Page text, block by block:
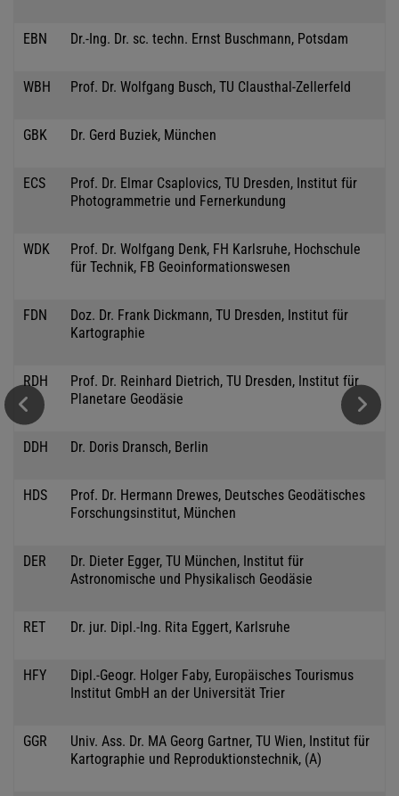
EBN Dr.-Ing. Dr. sc. techn. Ernst Buschmann, Potsdam
WBH Prof. Dr. Wolfgang Busch, TU Clausthal-Zellerfeld
GBK Dr. Gerd Buziek, München
ECS
Prof. Dr. Elmar Csaplovics, TU Dresden, Institut für
Photogrammetrie und Fernerkundung
WDK
Prof. Dr. Wolfgang Denk, FH Karlsruhe, Hochschule
für Technik, FB Geoinformationswesen
FDN
Doz. Dr. Frank Dickmann, TU Dresden, Institut für
Kartographie
RDH
Prof. Dr. Reinhard Dietrich, TU Dresden, Institut für
Planetare Geodäsie
DDH Dr. Doris Dransch, Berlin
HDS
Prof. Dr. Hermann Drewes, Deutsches Geodätisches
Forschungsinstitut, München
DER
Dr. Dieter Egger, TU München, Institut für
Astronomische und Physikalisch Geodäsie
RET Dr. jur. Dipl.-Ing. Rita Eggert, Karlsruhe
HFY
Dipl.-Geogr. Holger Faby, Europäisches Tourismus
Institut GmbH an der Universität Trier
GGR
Univ. Ass. Dr. MA Georg Gartner, TU Wien, Institut für
Kartographie und Reproduktionstechnik, (A)